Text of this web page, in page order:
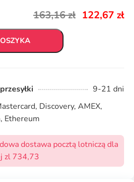
163,16zł 122,67 zł
9-21 dni
Discovery, AMEX,
Ethereum
dostawa pocztą lotniczą dla
zl 734,73